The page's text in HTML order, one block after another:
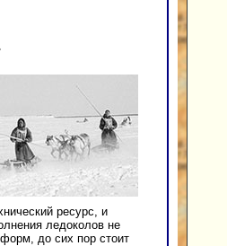
ресурс, и
ледоколов не
до сих пор стоит